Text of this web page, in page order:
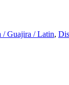
/ Guajira / Latin,